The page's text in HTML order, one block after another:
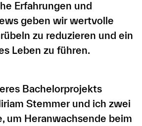
Erfahrungen und
geben wir wertvolle
zu reduzieren und ein
Leben zu führen.
Bachelorprojekts
Stemmer und ich zwei
um Heranwachsende beim